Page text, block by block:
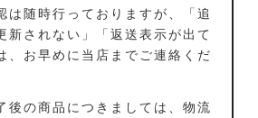
は随時行っておりますが、「追
新されない」「返送表示が出て
、お早めに当店までご連絡くだ
後の商品につきましては、物流